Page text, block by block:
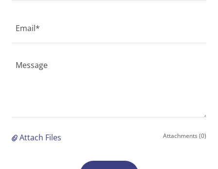
Email*
Attach Files Attachments (0)